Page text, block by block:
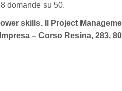
domande su 50.
skills. Il Project
– Corso Resina, 283,